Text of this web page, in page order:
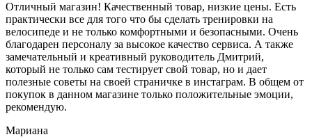
Отличный магазин! Качественный товар, низкие цены. Есть
практически все для того что бы сделать тренировки на
велосипеде и не только комфортными и безопасными. Очень
благодарен персоналу за высокое качество сервиса. А также
замечательный и креативный руководитель Дмитрий,
который не только сам тестирует свой товар, но и дает
полезные советы на своей страничке в инстаграм. В общем от
покупок в данном магазине только положительные эмоции,
рекомендую.
Мариана